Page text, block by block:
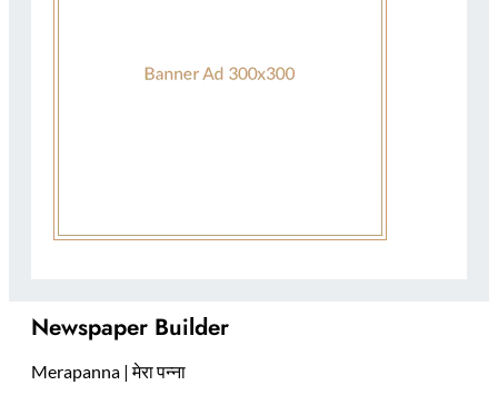
Newspaper Builder
Merapanna | मेरा पन्ना